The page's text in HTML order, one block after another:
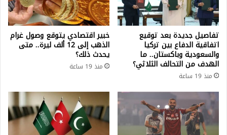
تفاصيل جديدة بعد توقيع
اتفاقية الدفاع بين تركيا
والسعودية وباكستان.. ما
الهدف من التحالف الثلاثي؟
منذ 19 ساعة
خبير اقتصادي يتوقع وصول غرام
الذهب إلى 12 ألف ليرة.. متى
يحدث ذلك؟
منذ 19 ساعة